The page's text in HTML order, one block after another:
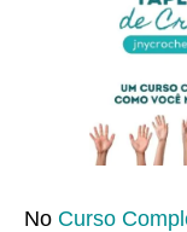
No Curso